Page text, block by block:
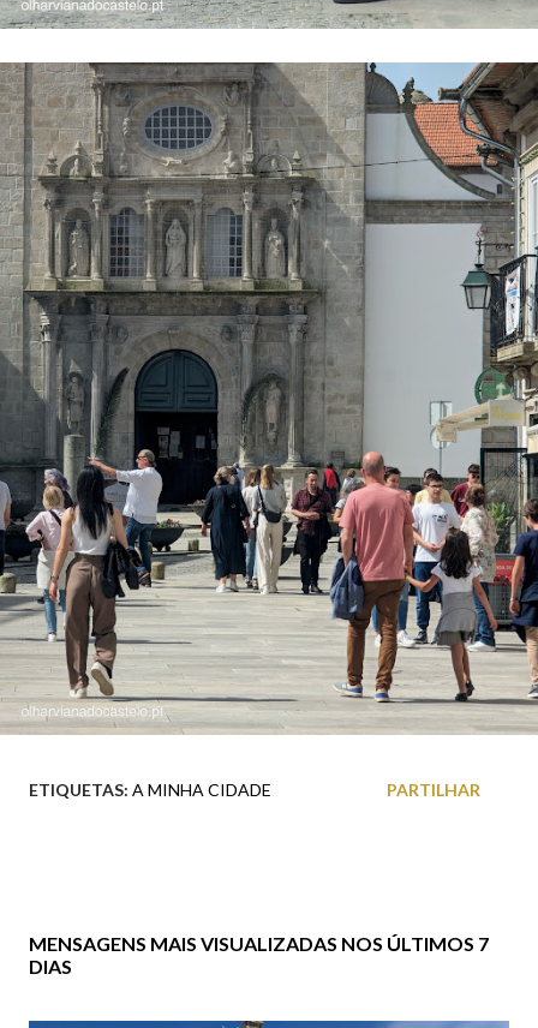
ETIQUETAS: A MINHA CIDADE PARTILHAR
MENSAGENS MAIS VISUALIZADAS NOS ÚLTIMOS 7
DIAS